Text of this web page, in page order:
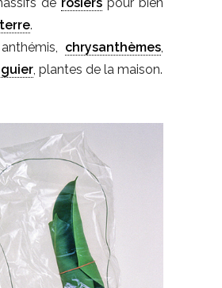
terre.
chrysanthèmes
, plantes de la maison.